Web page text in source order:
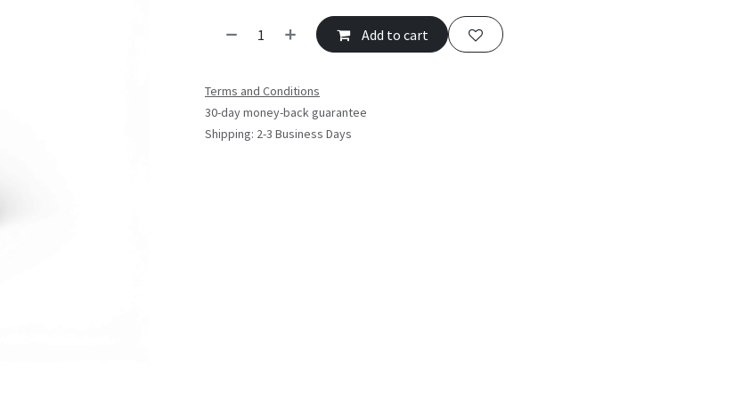
Add to cart
Terms and Conditions
30-day money-back guarantee
Shipping: 2-3 Business Days